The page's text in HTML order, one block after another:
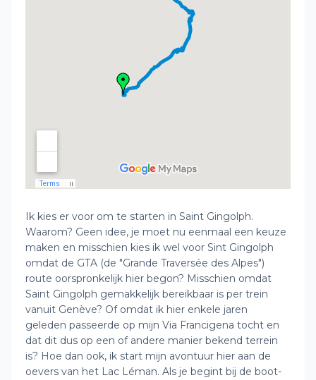
Ik kies er voor om te starten in Saint Gingolph.
Waarom? Geen idee, je moet nu eenmaal een keuze
maken en misschien kies ik wel voor Sint Gingolph
omdat de GTA (de "Grande Traversée des Alpes")
route oorspronkelijk hier begon? Misschien omdat
Saint Gingolph gemakkelijk bereikbaar is per trein
vanuit Genève? Of omdat ik hier enkele jaren
geleden passeerde op mijn Via Francigena tocht en
dat dit dus op een of andere manier bekend terrein
is? Hoe dan ook, ik start mijn avontuur hier aan de
oevers van het Lac Léman. Als je begint bij de boot-